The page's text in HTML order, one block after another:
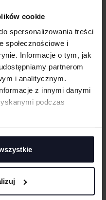
cookie
spersonalizowania treści
społecznościowe i
Informacje o tym, jak
partnerom
i analitycznym.
z innymi danymi
podczas